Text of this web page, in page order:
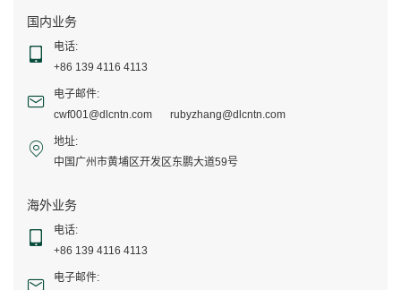
国内业务
电话:
+86 139 4116 4113
电子邮件:
cwf001@dlcntn.com
rubyzhang@dlcntn.com
地址:
中国广州市黄埔区开发区东鹏大道59号
海外业务
电话:
+86 139 4116 4113
电子邮件: